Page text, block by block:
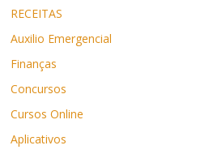
RECEITAS
Auxilio Emergencial
Finanças
Concursos
Cursos Online
Aplicativos